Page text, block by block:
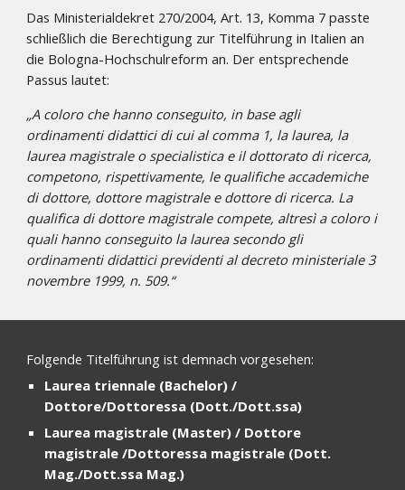
Das Ministerialdekret 270/2004, Art. 13, Komma 7 passte
schließlich die Berechtigung zur Titelführung in Italien an
die Bologna-Hochschulreform an. Der entsprechende
Passus lautet:
„A coloro che hanno conseguito, in base agli
ordinamenti didattici di cui al comma 1, la laurea, la
laurea magistrale o specialistica e il dottorato di ricerca,
competono, rispettivamente, le qualifiche accademiche
di dottore, dottore magistrale e dottore di ricerca. La
qualifica di dottore magistrale compete, altresì a coloro i
quali hanno conseguito la laurea secondo gli
ordinamenti didattici previdenti al decreto ministeriale 3
novembre 1999, n. 509.“
Folgende Titelführung ist demnach vorgesehen:
Laurea triennale (Bachelor) /
Dottore/Dottoressa (Dott./Dott.ssa)
Laurea magistrale (Master) / Dottore
magistrale /Dottoressa magistrale (Dott.
Mag./Dott.ssa Mag.)